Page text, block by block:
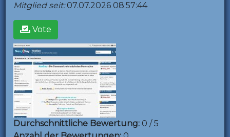
Mitglied seit:07.07.2026 08:57:44
Vote
Durchschnittliche Bewertung: 0 / 5